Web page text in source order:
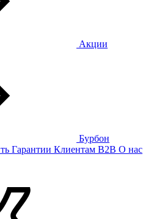
Акции
Бурбон
Гарантии Клиентам B2B О нас